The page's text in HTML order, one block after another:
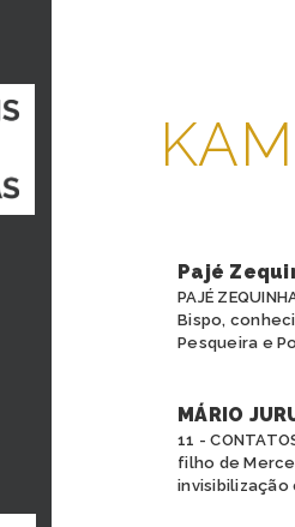
Pajé
PAJÉ
Bispo,
Pesqueira e
MÁRIO
11 -
filho de
invisibilização